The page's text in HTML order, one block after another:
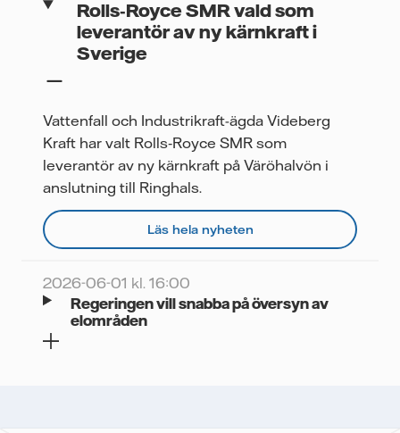
Rolls‑Royce SMR vald som
leverantör av ny kärnkraft i
Sverige
Vattenfall och Industrikraft-ägda Videberg
Kraft har valt Rolls‑Royce SMR som
leverantör av ny kärnkraft på Väröhalvön i
anslutning till Ringhals.
Läs hela nyheten
2026-06-01 kl. 16:00
Regeringen vill snabba på översyn av
elområden